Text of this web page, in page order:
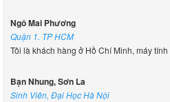
Ngô Mai Phương
Quận 1. TP HCM
Tôi là khách hàng ở Hồ Chí Minh, máy tính
Bạn Nhung, Sơn La
Sinh Viên, Đại Học Hà Nội